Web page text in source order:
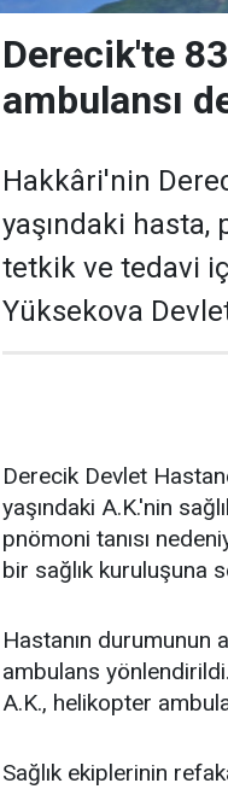
Derecik'te
ambulansı
Hakkâri'nin
yaşındaki hasta,
tetkik ve tedavi
Yüksekova
Derecik Devlet
yaşındaki A.K.'nin
pnömoni tanısı
bir sağlık kuruluşuna
Hastanın durumunun
ambulans
A.K., helikopter
Sağlık ekiplerinin